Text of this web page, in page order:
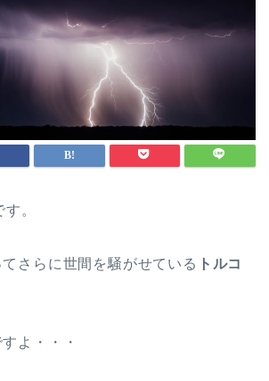
。
さらに世間を騒がせている トルコ
よ・・・